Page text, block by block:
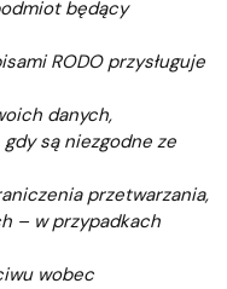
będący
RODO przysługuje
danych,
są niezgodne ze
przetwarzania,
– w przypadkach
wobec